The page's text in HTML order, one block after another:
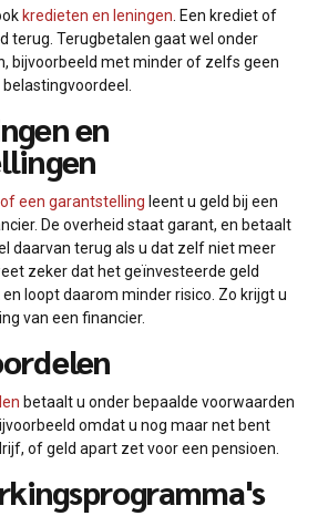
kredieten en leningen. Een krediet of
terug. Terugbetalen gaat wel onder
bijvoorbeeld met minder of zelfs geen
en
een garantstelling leent u geld bij een
De overheid staat garant, en betaalt
daarvan terug als u dat zelf niet meer
zeker dat het geïnvesteerde geld
loopt daarom minder risico. Zo krijgt u
van een financier.
betaalt u onder bepaalde voorwaarden
omdat u nog maar net bent
of geld apart zet voor een pensioen.